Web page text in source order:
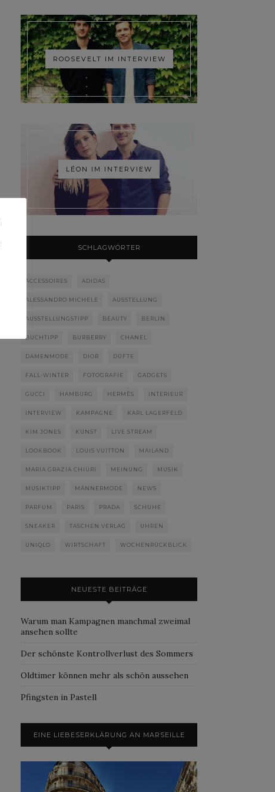
ROOSEVELT IM INTERVIEW
LÉON IM INTERVIEW
SCHLAGWÖRTER
ACCESSOIRES ADIDAS
ALESSANDRO MICHELE AUSSTELLUNG
AUSSTELLUNGSTIPP BEAUTY BERLIN
BUCHTIPP BURBERRY CHANEL
DAMENMODE DIOR DÜFTE
FALL-WINTER FOTOGRAFIE GADGETS
GUCCI HAMBURG HERMÈS INTERIEUR
INTERVIEW KAMPAGNE KARL LAGERFELD
KIM JONES KUNST LIVE STREAM
LOOKBOOK LOUIS VUITTON MAILAND
MARIA GRAZIA CHIURI MEINUNG MUSIK
MUSIKTIPP MÄNNERMODE NEWS
PARFUM PARIS PRADA SCHUHE
SNEAKER TASCHEN VERLAG UHREN
UNIQLO WIRTSCHAFT WOCHENRÜCKBLICK
NEUESTE BEITRÄGE
Warum man Kampagnen manchmal zweimal
ansehen sollte
Der schönste Kontrollverlust des Sommers
Oldtimer können mehr als schön aussehen
Pfingsten in Pastell
EINE LIEBESERKLÄRUNG AN MARSEILLE